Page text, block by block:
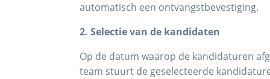
automatisch een ontvangstbevestiging.
2. Selectie van de kandidaten
Op de datum waarop de kandidaturen
team stuurt de geselecteerde